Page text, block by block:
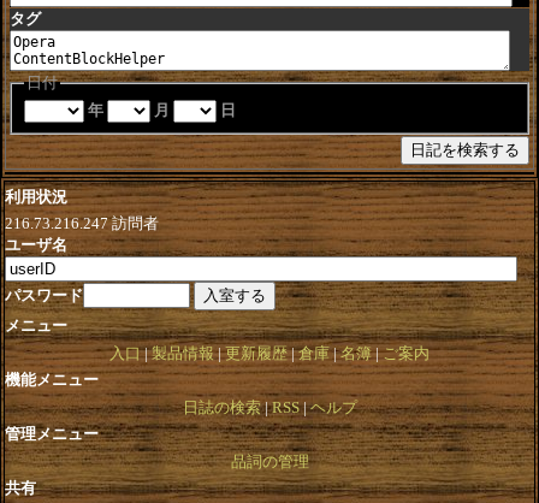
タグ
日付
年
月 日
利用状況
216.73.216.247訪問者
ユーザ名
パスワード
メニュー
入口 製品情報 更新履歴 倉庫 名簿 ご案内
機能メニュー
日誌の検索 RSS ヘルプ
管理メニュー
品詞の管理
共有